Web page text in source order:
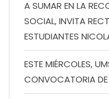
A SUMAR EN LA
SOCIAL, INVITA
ESTUDIANTES
ESTE MIÉRCOLES,
CONVOCATORIA DE